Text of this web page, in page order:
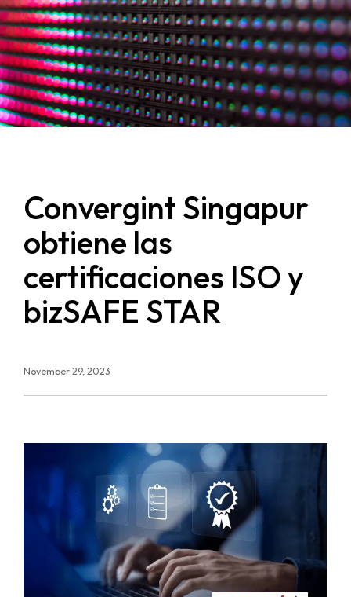
Convergint Singapur
obtiene las
certificaciones ISO y
bizSAFE STAR
November 29, 2023